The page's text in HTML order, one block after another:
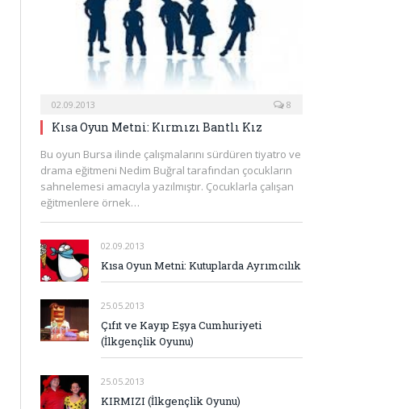
02.09.2013 8
Kısa Oyun Metni: Kırmızı Bantlı Kız
Bu oyun Bursa ilinde çalışmalarını sürdüren tiyatro ve
drama eğitmeni Nedim Buğral tarafından çocukların
sahnelemesi amacıyla yazılmıştır. Çocuklarla çalışan
eğitmenlere örnek…
02.09.2013
Kısa Oyun Metni: Kutuplarda Ayrımcılık
25.05.2013
Çıfıt ve Kayıp Eşya Cumhuriyeti
(İlkgençlik Oyunu)
25.05.2013
KIRMIZI (İlkgençlik Oyunu)